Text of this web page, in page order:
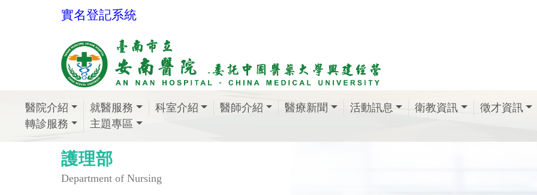
實名登記系統
醫院介紹 就醫服務 科室介紹 醫師介紹 醫療新聞 活動訊息 衛教資訊
徵才資訊
轉診服務
主題專區
護理部
Department of Nursing